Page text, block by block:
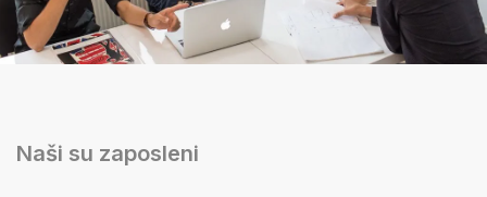
Naši su zaposleni